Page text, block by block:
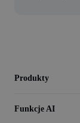
Produkty
Funkcje AI